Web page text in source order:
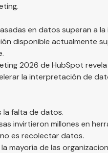
en datos superan a
disponible actualmente
2026 de HubSpot
la interpretación de
la falta de datos.
invirtieron millones en
es recolectar datos.
mayoría de las